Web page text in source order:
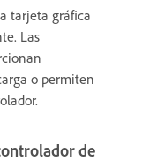
tarjeta gráfica
Las
o permiten
de